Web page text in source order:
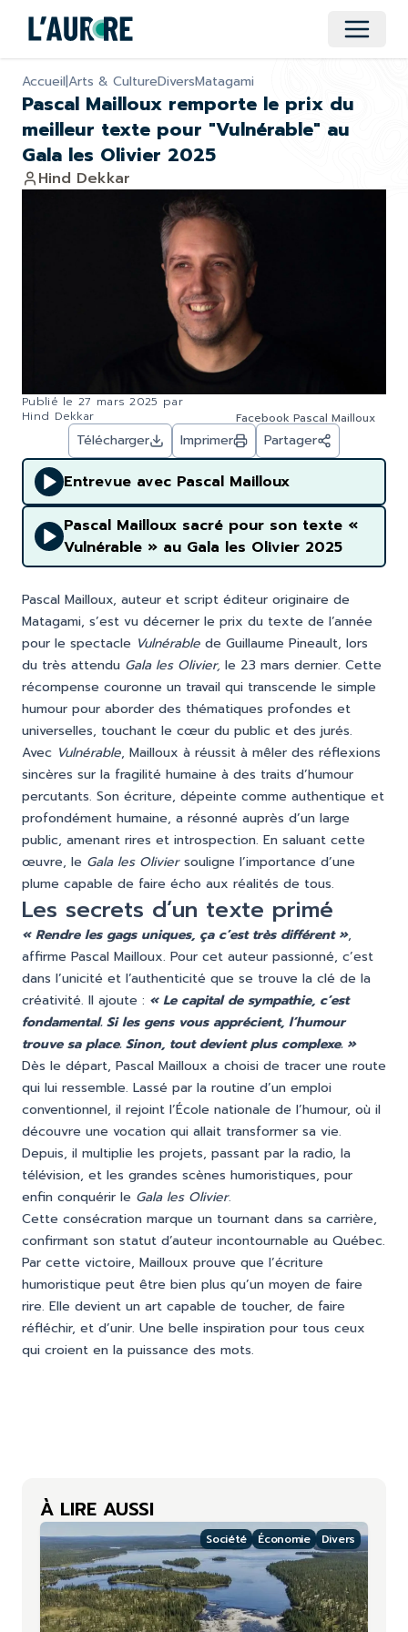
Ouvrir
Accueil|Arts & CultureDiversMatagami
Pascal Mailloux remporte le prix du
meilleur texte pour "Vulnérable" au
Gala les Olivier 2025
Hind Dekkar
Publié le 27 mars 2025 par
Hind Dekkar
Facebook Pascal Mailloux
Télécharger Imprimer Partager
Entrevue avec Pascal Mailloux
Pascal Mailloux sacré pour son texte «
Vulnérable » au Gala les Olivier 2025
Pascal Mailloux, auteur et script éditeur originaire de
Matagami, s’est vu décerner le prix du texte de l’année
pour le spectacle Vulnérable de Guillaume Pineault, lors
du très attendu Gala les Olivier, le 23 mars dernier. Cette
récompense couronne un travail qui transcende le simple
humour pour aborder des thématiques profondes et
universelles, touchant le cœur du public et des jurés.
Avec Vulnérable, Mailloux à réussit à mêler des réflexions
sincères sur la fragilité humaine à des traits d’humour
percutants. Son écriture, dépeinte comme authentique et
profondément humaine, a résonné auprès d’un large
public, amenant rires et introspection. En saluant cette
œuvre, le Gala les Oliviersouligne l’importance d’une
plume capable de faire écho aux réalités de tous.
Les secrets d’un texte primé
« Rendre les gags uniques, ça c’est très différent »,
affirme Pascal Mailloux. Pour cet auteur passionné, c’est
dans l’unicité et l’authenticité que se trouve la clé de la
créativité. Il ajoute : « Le capital de sympathie, c’est
fondamental. Si les gens vous apprécient, l’humour
trouve sa place. Sinon, tout devient plus complexe. »
Dès le départ, Pascal Mailloux a choisi de tracer une route
qui lui ressemble. Lassé par la routine d’un emploi
conventionnel, il rejoint l’École nationale de l’humour, où il
découvre une vocation qui allait transformer sa vie.
Depuis, il multiplie les projets, passant par la radio, la
télévision, et les grandes scènes humoristiques, pour
enfin conquérir le Gala les Olivier.
Cette consécration marque un tournant dans sa carrière,
confirmant son statut d’auteur incontournable au Québec.
Par cette victoire, Mailloux prouve que l’écriture
humoristique peut être bien plus qu’un moyen de faire
rire. Elle devient un art capable de toucher, de faire
réfléchir, et d’unir. Une belle inspiration pour tous ceux
qui croient en la puissance des mots.
À LIRE AUSSI
Société Économie Divers